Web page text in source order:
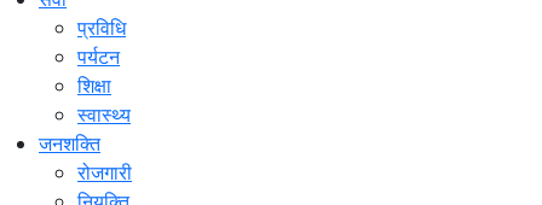
प्रविधि
पर्यटन
शिक्षा
स्वास्थ्य
जनशक्ति
रोजगारी